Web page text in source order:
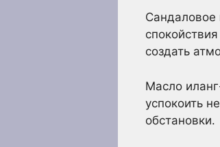
Сандаловое
создать
Масло
успокоить
обстановки.